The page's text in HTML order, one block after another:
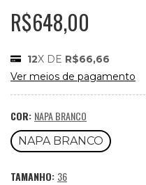
R$648,00
12X DE R$66,66
Ver meios de pagamento
COR: NAPA BRANCO
NAPA BRANCO
TAMANHO: 36